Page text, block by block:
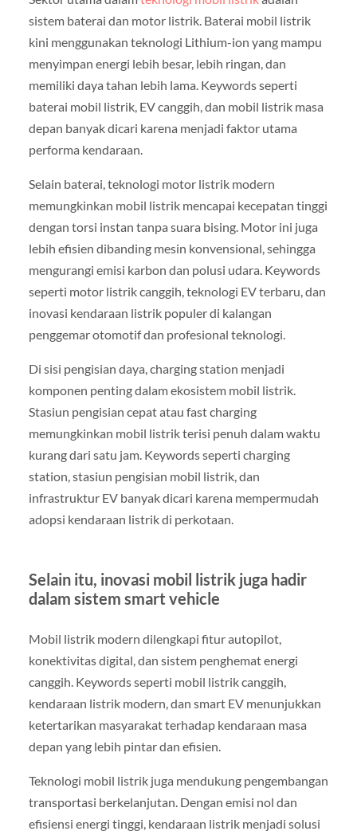
sistem baterai dan motor listrik. Baterai mobil listrik
kini menggunakan teknologi Lithium-ion yang mampu
menyimpan energi lebih besar, lebih ringan, dan
memiliki daya tahan lebih lama. Keywords seperti
baterai mobil listrik, EV canggih, dan mobil listrik masa
depan banyak dicari karena menjadi faktor utama
performa kendaraan.
Selain baterai, teknologi motor listrik modern
memungkinkan mobil listrik mencapai kecepatan tinggi
dengan torsi instan tanpa suara bising. Motor ini juga
lebih efisien dibanding mesin konvensional, sehingga
mengurangi emisi karbon dan polusi udara. Keywords
seperti motor listrik canggih, teknologi EV terbaru, dan
inovasi kendaraan listrik populer di kalangan
penggemar otomotif dan profesional teknologi.
Di sisi pengisian daya, charging station menjadi
komponen penting dalam ekosistem mobil listrik.
Stasiun pengisian cepat atau fast charging
memungkinkan mobil listrik terisi penuh dalam waktu
kurang dari satu jam. Keywords seperti charging
station, stasiun pengisian mobil listrik, dan
infrastruktur EV banyak dicari karena mempermudah
adopsi kendaraan listrik di perkotaan.
Selain itu, inovasi mobil listrik juga hadir
dalam sistem smart vehicle
Mobil listrik modern dilengkapi fitur autopilot,
konektivitas digital, dan sistem penghemat energi
canggih. Keywords seperti mobil listrik canggih,
kendaraan listrik modern, dan smart EV menunjukkan
ketertarikan masyarakat terhadap kendaraan masa
depan yang lebih pintar dan efisien.
Teknologi mobil listrik juga mendukung pengembangan
transportasi berkelanjutan. Dengan emisi nol dan
efisiensi energi tinggi, kendaraan listrik menjadi solusi